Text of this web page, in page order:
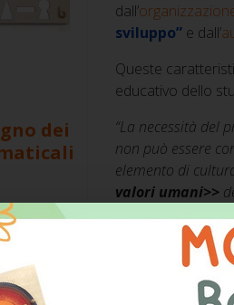
dei
dall’
sviluppo” e dall’
Queste
educativo dello
“La necessità del
non può essere
elemento di
valori umani>>
dell’educazione ”
Spesso,
capacità innate,